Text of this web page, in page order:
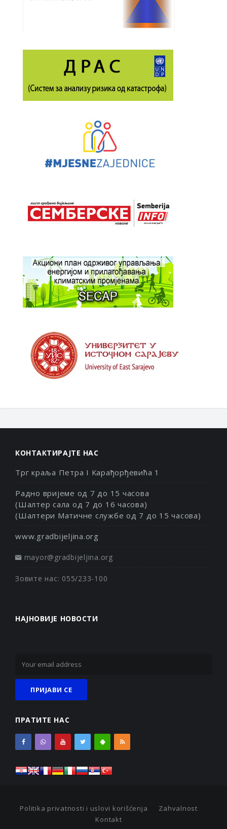
КОНТАКТИРАЈТЕ НАС
Трг краља Петра I Карађорђевића 1
Радно вријеме од 7 до 15 часова
(Шалтер сала од 7 до 16 часова)
(Шалтери Матичне службе од 7 до 15 часова)
www.gradbijeljina.org
mayor@gradbijeljina.org
Зовите нас: 055/233-100
НАЈНОВИЈЕ НОВОСТИ
ПРАТИТЕ НАС
Politika privatnosti i uslovi korišćenja
Zahvalnost
Kontakt